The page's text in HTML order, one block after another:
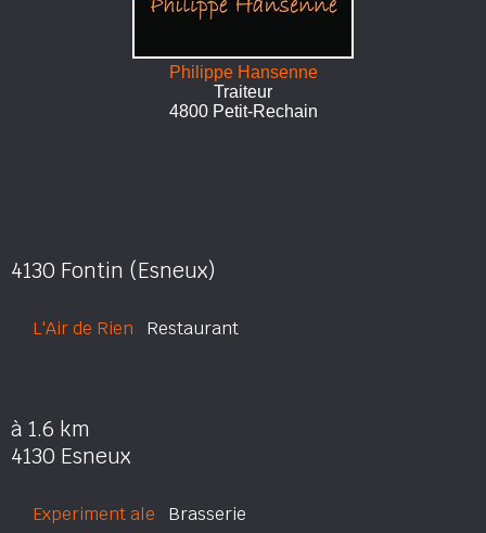
Philippe Hansenne
Traiteur
4800 Petit-Rechain
4130 Fontin (Esneux)
L'Air de Rien Restaurant
à 1.6 km
4130 Esneux
Experiment ale Brasserie